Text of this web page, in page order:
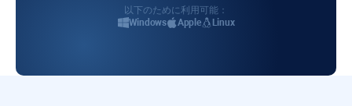
以下のために利用可能：
Windows
Apple Linux